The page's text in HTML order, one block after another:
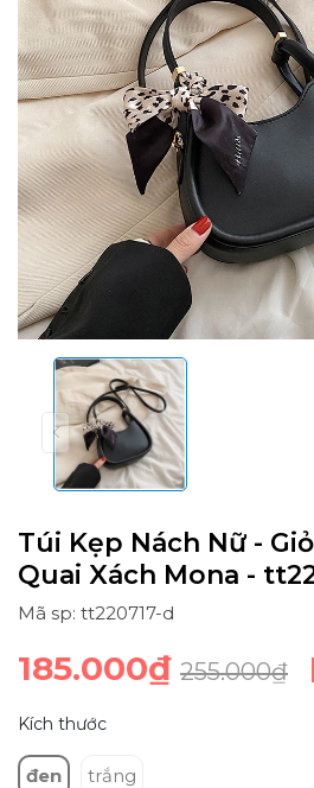
Túi Kẹp Nách Nữ -
Quai Xách Mona -
Mã sp: tt220717-d
185.000₫ 255.000₫
Kích thước
đen trắng